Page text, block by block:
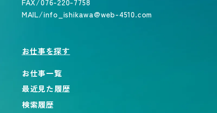
FAX/076-220-7758
MAIL/info_ishikawa@web-4510.com
お仕事を探す
お仕事一覧
最近見た履歴
検索履歴